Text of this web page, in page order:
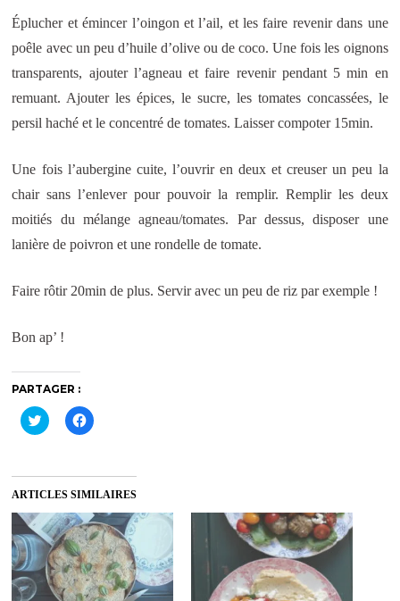
Éplucher et émincer l’oingon et l’ail, et les faire revenir dans une
poêle avec un peu d’huile d’olive ou de coco. Une fois les oignons
transparents, ajouter l’agneau et faire revenir pendant 5 min en
remuant. Ajouter les épices, le sucre, les tomates concassées, le
persil haché et le concentré de tomates. Laisser compoter 15min.
Une fois l’aubergine cuite, l’ouvrir en deux et creuser un peu la
chair sans l’enlever pour pouvoir la remplir. Remplir les deux
moitiés du mélange agneau/tomates. Par dessus, disposer une
lanière de poivron et une rondelle de tomate.
Faire rôtir 20min de plus. Servir avec un peu de riz par exemple !
Bon ap’ !
PARTAGER :
C
l
e
z
p
o
u
r
p
a
r
t
a
C
l
e
z
p
o
u
r
p
a
r
t
a
ARTICLES SIMILAIRES